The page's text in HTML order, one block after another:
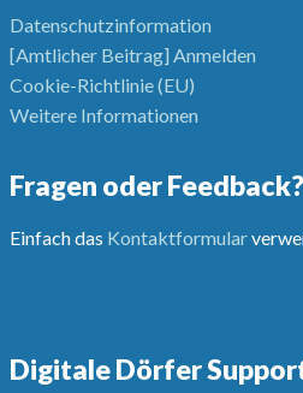
Datenschutzinformation
[Amtlicher Beitrag] Anmelden
Cookie-Richtlinie (EU)
Weitere Informationen
Fragen oder Feedback?
Einfach das Kontaktformular
Digitale Dörfer